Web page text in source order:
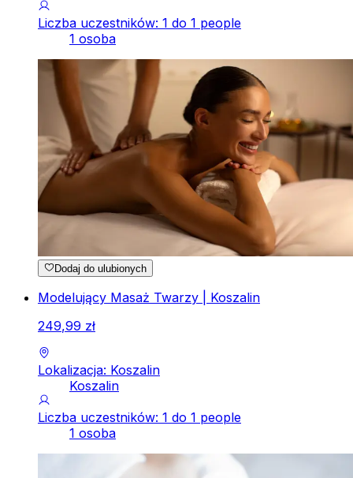
Liczba uczestników: 1 do 1 people
1 osoba
Dodaj do ulubionych
Modelujący Masaż Twarzy | Koszalin
249,99 zł
Lokalizacja: Koszalin
Koszalin
Liczba uczestników: 1 do 1 people
1 osoba